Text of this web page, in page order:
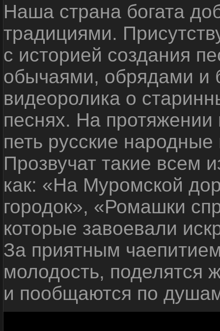
Наша страна богата
традициями.
с историей создания
обычаями, обрядами и
видеоролика о
песнях. На протяжении
петь русские
Прозвучат такие всем
как: «На Муромской
городок», «Ромашки
которые завоевали
За приятным
молодость, поделятся
и пообщаются по